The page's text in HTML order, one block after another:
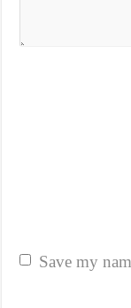
Save my